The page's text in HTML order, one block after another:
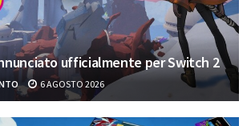
ufficialmente per Switch 2
6 AGOSTO 2026